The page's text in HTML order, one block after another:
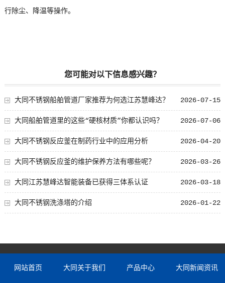
行除尘、降温等操作。
您可能对以下信息感兴趣？
2026-07-15
大同不锈钢船舶管道厂家推荐为何选江苏慧峰达？
2026-07-06
大同船舶管道里的这些“硬核材质”你都认识吗？
2026-04-20
大同不锈钢反应釜在制药行业中的应用分析
2026-03-26
大同不锈钢反应釜的维护保养方法有哪些呢？
2026-03-18
大同江苏慧峰达智能装备已获得三体系认证
2026-01-22
大同不锈钢洗涤塔的介绍
网站首页 大同关于我们 产品中心 大同新闻资讯